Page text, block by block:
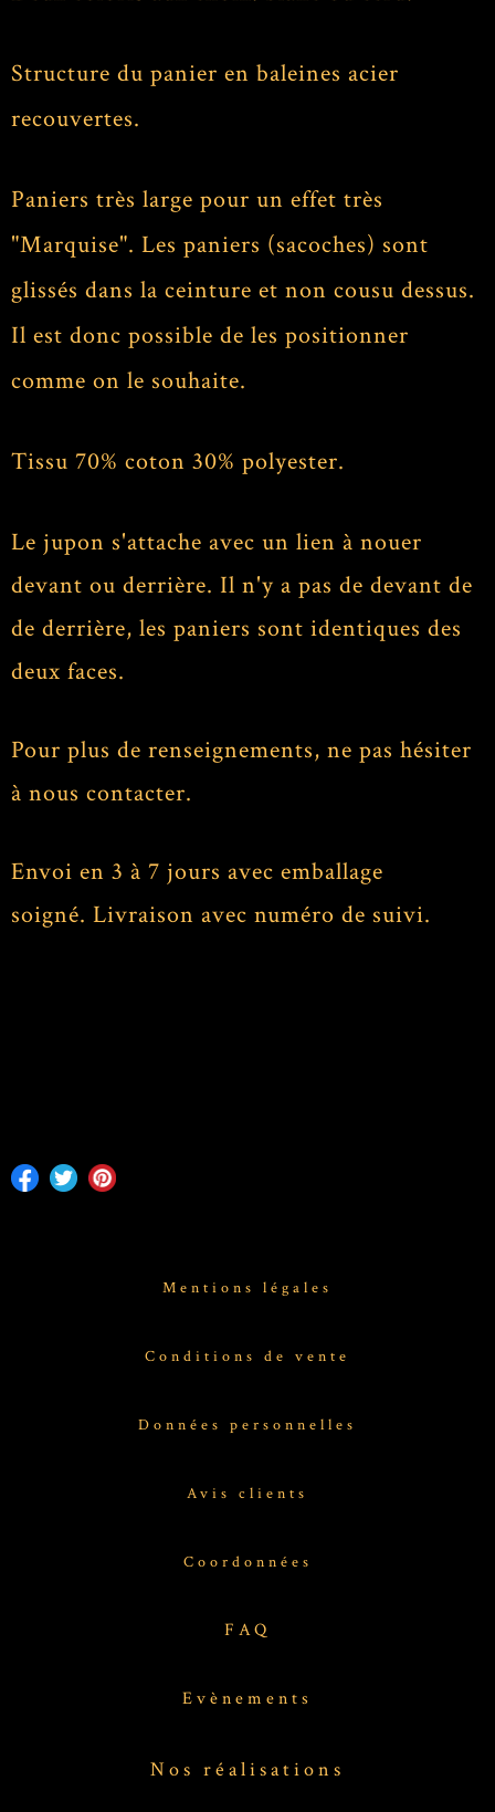
Structure du panier en baleines acier
recouvertes.
Paniers très large pour un effet très
"Marquise". Les paniers (sacoches) sont
glissés dans la ceinture et non cousu dessus.
Il est donc possible de les positionner
comme on le souhaite.
Tissu 70% coton 30% polyester.
Le jupon s'attache avec un lien à nouer
devant ou derrière. Il n'y a pas de devant de
de derrière, les paniers sont identiques des
deux faces.
Pour plus de renseignements, ne pas hésiter
à nous contacter.
Envoi en 3 à 7 jours avec emballage
soigné. Livraison avec numéro de suivi.
Mentions légales
Conditions de vente
Données personnelles
Avis clients
Coordonnées
FAQ
Evènements
Nos réalisations